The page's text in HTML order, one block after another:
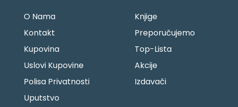
O Nama
Kontakt
Kupovina
Uslovi Kupovine
Polisa Privatnosti
Uputstvo
Knjige
Preporučujemo
Top-Lista
Akcije
Izdavači